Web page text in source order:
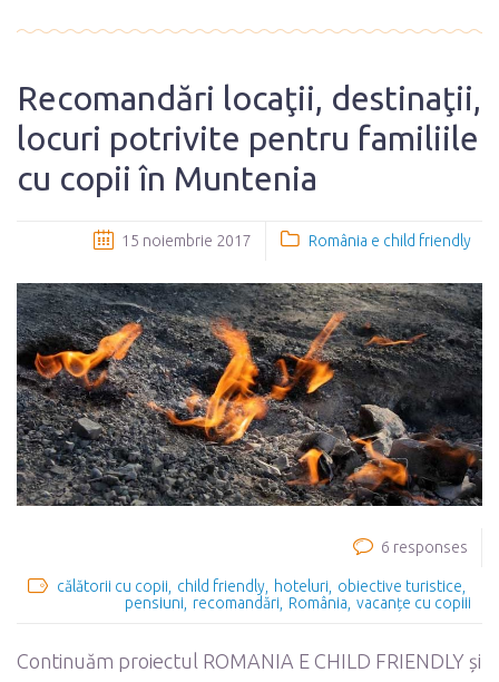
Recomandări locaţii, destinaţii,
locuri potrivite pentru familiile
cu copii în Muntenia
15 noiembrie 2017 România e child friendly
6 responses
călătorii cu copii child friendly hoteluri
obiective turistice
pensiuni
recomandări România vacanțe cu copiii
Continuăm proiectul ROMANIA E CHILD FRIENDLY și